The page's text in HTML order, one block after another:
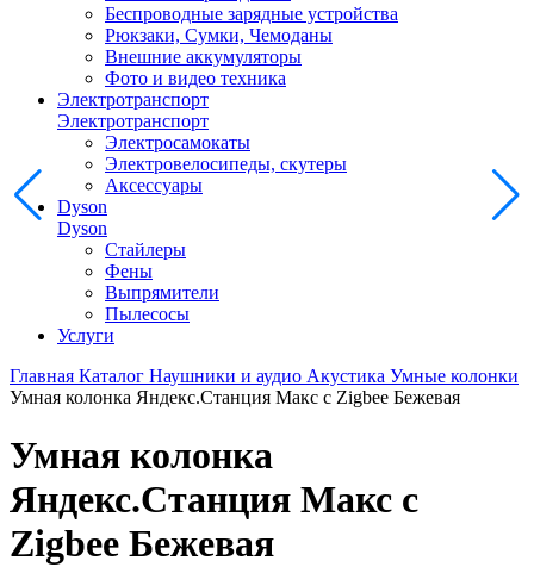
Беспроводные зарядные устройства
Рюкзаки, Сумки, Чемоданы
Внешние аккумуляторы
Фото и видео техника
Электротранспорт
Электротранспорт
Электросамокаты
Электровелосипеды, скутеры
Аксессуары
Dyson
Dyson
Стайлеры
Фены
Выпрямители
Пылесосы
Услуги
Главная Каталог Наушники и аудио Акустика Умные колонки
Умная колонка Яндекс.Станция Макс с Zigbee Бежевая
Умная колонка
Яндекс.Станция Макс с
Zigbee Бежевая